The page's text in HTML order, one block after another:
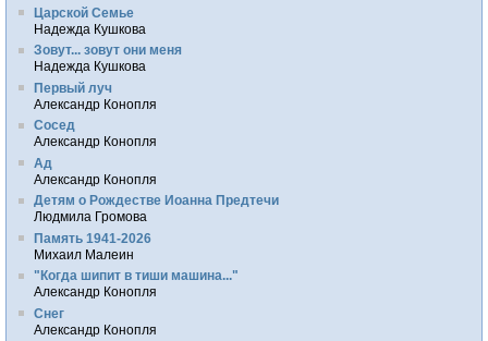
Царской Семье
Надежда Кушкова
Зовут... зовут они меня
Надежда Кушкова
Первый луч
Александр Конопля
Сосед
Александр Конопля
Ад
Александр Конопля
Детям о Рождестве Иоанна Предтечи
Людмила Громова
Память 1941-2026
Михаил Малеин
"Когда шипит в тиши машина..."
Александр Конопля
Снег
Александр Конопля